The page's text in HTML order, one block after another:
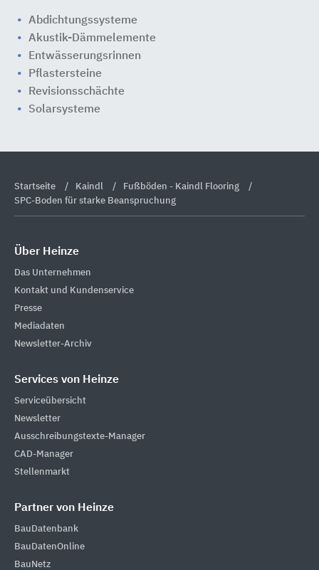
Abdichtungssysteme
Akustik-Dämmelemente
Entwässerungsrinnen
Pflastersteine
Revisionsschächte
Solarsysteme
Startseite Kaindl
Fußböden - Kaindl Flooring
SPC-Boden für starke Beanspruchung
Über Heinze
Das Unternehmen
Kontakt und Kundenservice
Presse
Mediadaten
Newsletter-Archiv
Services von Heinze
Serviceübersicht
Newsletter
Ausschreibungstexte-Manager
CAD-Manager
Stellenmarkt
Partner von Heinze
BauDatenbank
BauDatenOnline
BauNetz